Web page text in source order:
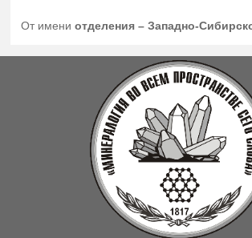
От имениотделения – Западно-